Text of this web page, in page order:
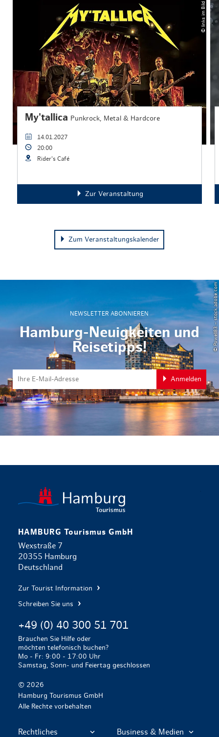
© links im Bild
My'tallica Punkrock, Metal & Hardcore
14.01.2027
20:00
Rider's Café
Zur Veranstaltung
Zum Veranstaltungskalender
NEWSLETTER ABONNIEREN
Hamburg-Neuigkeiten und
Reisetipps!
Anmelden
© Powell83 – stock.adobe.com
HAMBURG Tourismus GmbH
Wexstraße 7
20355 Hamburg
Deutschland
Zur Tourist Information
Schreiben Sie uns
+49 (0) 40 300 51 701
Brauchen Sie Hilfe oder
möchten telefonisch buchen?
Mo - Fr: 9:00 - 17:00 Uhr
Samstag, Sonn- und Feiertag geschlossen
© 2026
Hamburg Tourismus GmbH
Alle Rechte vorbehalten
Rechtliches Business & Medien